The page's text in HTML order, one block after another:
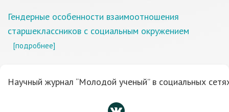
Гендерные особенности взаимоотношения
старшеклассников с социальным окружением
[подробнее]
Научный журнал “Молодой ученый” в социальных